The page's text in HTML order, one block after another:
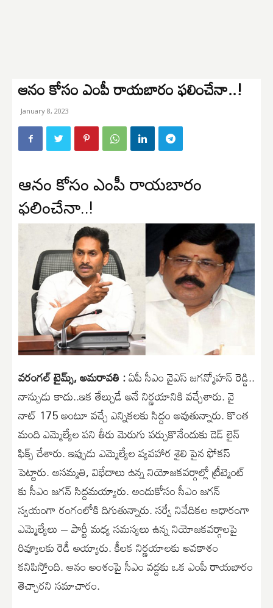
ఆనం కోసం ఎంపీ రాయబారం ఫలించేనా..!
January 8, 2023
ఆనం కోసం ఎంపీ రాయబారం
ఫలించేనా..!
వరంగల్ టైమ్స్, అమరావతి :ఏపీ సీఎం వైఎస్ జగన్మోహన్ రెడ్డి..
నాన్చుడు కాదు..ఇక తేల్చుడే అనే నిర్ణయానికి వచ్చేశారు. వై
నాట్ 175 అంటూ వచ్చే ఎన్నికలకు సిద్దం అవుతున్నారు. కొంత
మంది ఎమ్మెల్యేల పని తీరు మెరుగు పర్చుకొనేందుకు డెడ్ లైన్
ఫిక్స్ చేశారు. ఇప్పుడు ఎమ్మెల్యేల వ్యవహార శైలి పైన ఫోకస్
పెట్టారు. అసమ్మతి, విభేదాలు ఉన్న నియోజకవర్గాల్లో ట్రీట్మెంట్
కు సీఎం జగన్ సిద్దమయ్యారు. అందుకోసం సీఎం జగన్
స్వయంగా రంగంలోకి దిగుతున్నారు. సర్వే నివేదికల ఆధారంగా
ఎమ్మెల్యేలు – పార్టీ మధ్య సమస్యలు ఉన్న నియోజకవర్గాలపై
రివ్యూలకు రెడీ అయ్యారు. కీలక నిర్ణయాలకు అవకాశం
కనిపిస్తోంది. ఆనం అంశంపై సీఎం వద్దకు ఒక ఎంపీ రాయబారం
తెచ్చారని సమాచారం.